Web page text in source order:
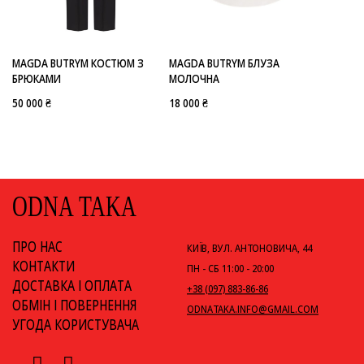
MAGDA BUTRYM
MAGDA BUTRYM КОСТЮМ З
БРЮКАМИ
50 000 ₴
MAGDA BUTRYM БЛУЗА
МОЛОЧНА
18 000 ₴
ODNA TAKA
ПРО НАС
КОНТАКТИ
ДОСТАВКА І ОПЛАТА
ОБМІН І ПОВЕРНЕННЯ
УГОДА КОРИСТУВАЧА
КИЇВ, ВУЛ. АНТОНОВИЧА, 44
ПН - СБ 11:00 - 20:00
+38 (097) 883-86-86
ODNATAKA.INFO@GMAIL.COM